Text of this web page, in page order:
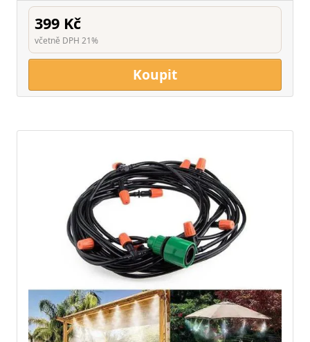
399 Kč
včetně DPH 21%
Koupit